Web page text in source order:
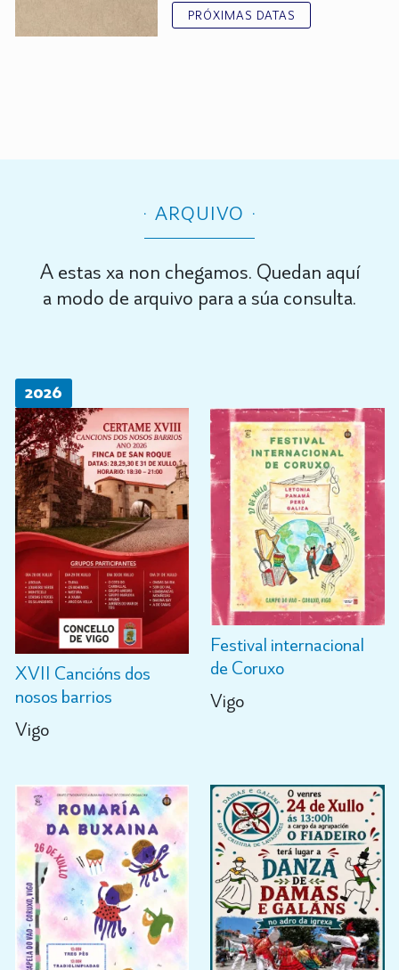
PRÓXIMAS DATAS
ARQUIVO
A estas xa non chegamos. Quedan aquí
a modo de arquivo para a súa consulta.
2026
XVII Cancións dos
nosos barrios
Vigo
Festival internacional
de Coruxo
Vigo